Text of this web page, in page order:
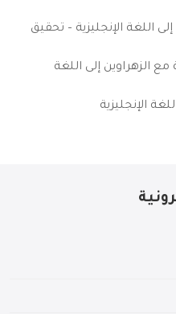
اللغة الإنجليزية – تحقيق
الزهراوين إلى اللغة
الإنجليزية